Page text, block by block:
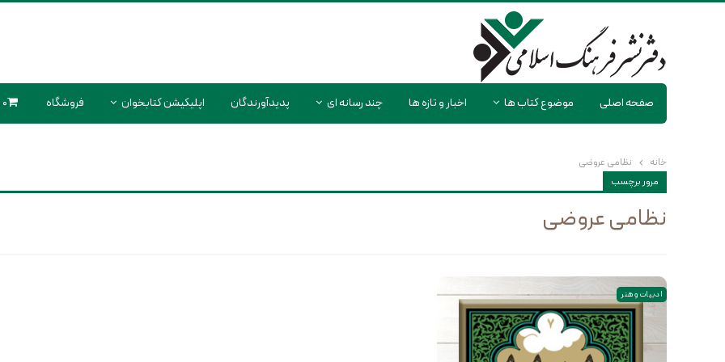
صفحه اصلی موضوع کتاب ها اخبار و تازه ها چند رسانه ای پدیدآورندگان اپلیکیشن کتابخوان فروشگاه 0 محصول
خانه
نظامی عروضی
مرور برچسب
نظامی عروضی
ادبیات و هنر